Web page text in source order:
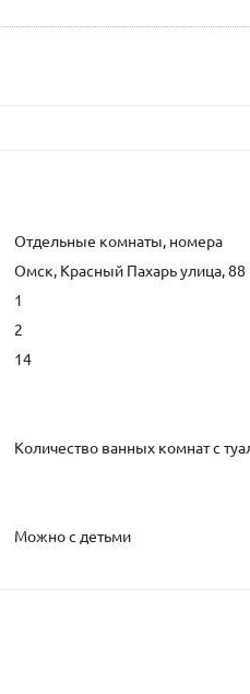
Отдельные комнаты, номера
Омск, Красный Пахарь улица, 88
1
2
14
Количество ванных комнат с
Можно с детьми